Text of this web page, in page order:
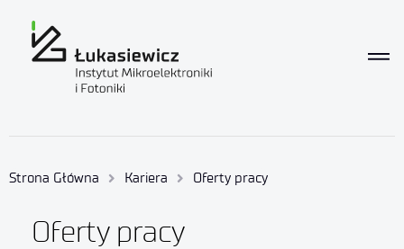
Strona Główna Kariera Oferty pracy
Oferty pracy